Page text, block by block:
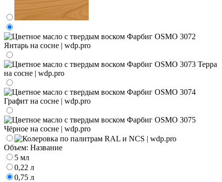
Объем: Название
5 мл
0,22 л
0,75 л